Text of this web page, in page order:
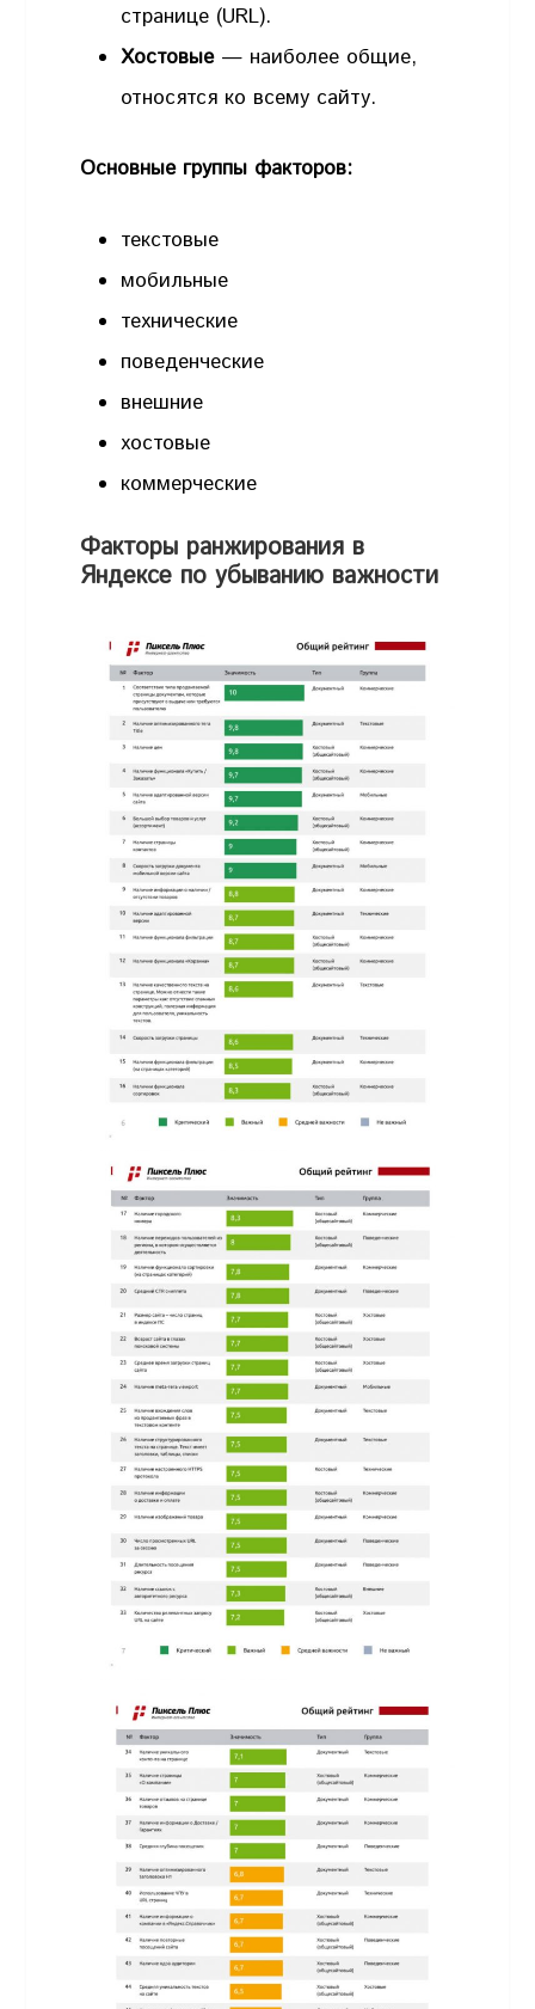
странице (URL).
Хостовые — наиболее общие,
относятся ко всему сайту.
Основные группы факторов:
текстовые
мобильные
технические
поведенческие
внешние
хостовые
коммерческие
Факторы ранжирования в
Яндексе по убыванию важности